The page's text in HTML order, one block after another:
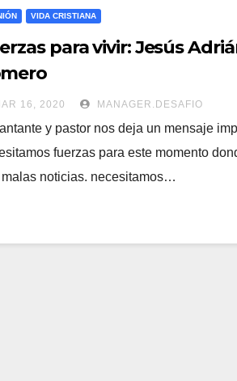
VIDA CRISTIANA
para vivir: Jesús
16, 2020 MANAGER.DESAFIO
y pastor nos deja un mensaje
fuerzas para este momento
noticias. necesitamos…